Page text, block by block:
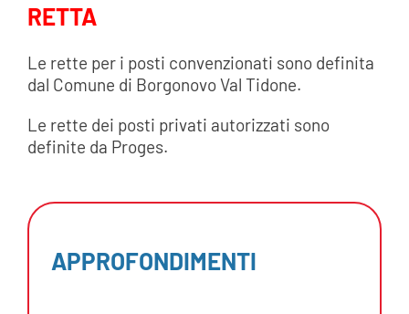
RETTA
Le rette per i posti convenzionati sono definita
dal Comune di Borgonovo Val Tidone.
Le rette dei posti privati autorizzati sono
definite da Proges.
APPROFONDIMENTI